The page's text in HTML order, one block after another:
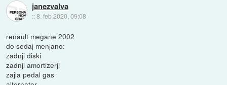
janezvalva
::8. feb 2020, 09:08
renault megane 2002
do sedaj menjano:
zadnji diski
zadnji amortizerji
zajla pedal gas